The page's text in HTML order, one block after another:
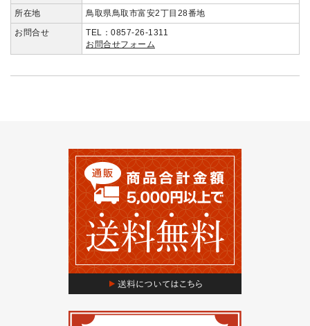
所在地
鳥取県鳥取市富安2丁目28番地
お問合せ
TEL：0857-26-1311
お問合せフォーム